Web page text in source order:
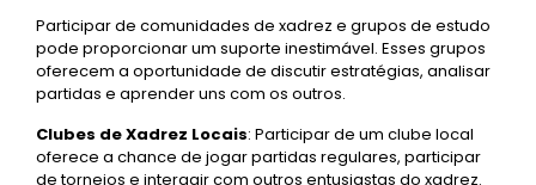
Participar de comunidades de xadrez e grupos de estudo
pode proporcionar um suporte inestimável. Esses grupos
oferecem a oportunidade de discutir estratégias, analisar
partidas e aprender uns com os outros.
Clubes de Xadrez Locais: Participar de um clube local
oferece a chance de jogar partidas regulares, participar
de torneios e interagir com outros entusiastas do xadrez.